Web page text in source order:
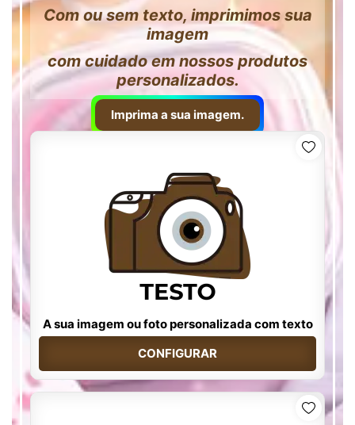
Com ou sem texto, imprimimos sua
imagem
com cuidado em nossos produtos
personalizados.
Imprima a sua imagem.
A sua imagem ou foto personalizada com texto
CONFIGURAR